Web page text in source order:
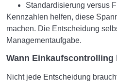
Standardisierung versus
Kennzahlen helfen, diese
machen. Die Entscheidung
Managementaufgabe.
Wann
Nicht jede Entscheidung